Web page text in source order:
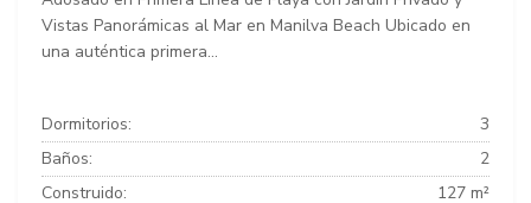
Vistas Panorámicas al Mar en Manilva Beach Ubicado en
una auténtica primera...
Dormitorios:
3
Baños:
2
Construido:
127 m²